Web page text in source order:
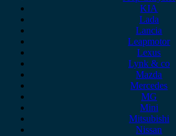
KIA
Lada
Lancia
Leapmotor
Lexus
Lynk & co
Mazda
Mercedes
MG
Mini
Mitsubishi
Nissan